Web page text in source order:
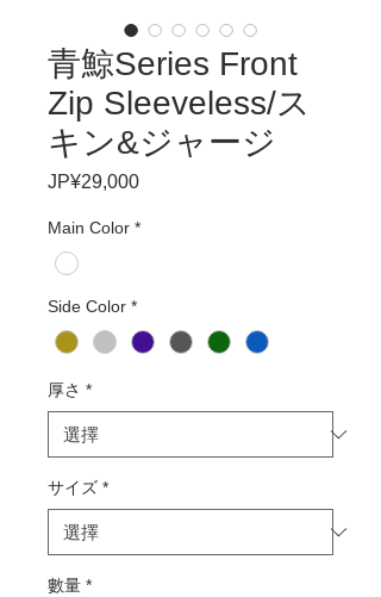
青鯨Series Front
Zip Sleeveless/ス
キン&ジャージ
JP¥29,000價
Main Color *
Side Color *
厚さ *
サイズ *
數量 *